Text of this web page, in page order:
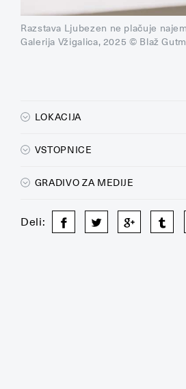
Razstava Ljubezen ne plačuje
Galerija Vžigalica, 2025 © Blaž
LOKACIJA
VSTOPNICE
GRADIVO ZA MEDIJE
Deli: